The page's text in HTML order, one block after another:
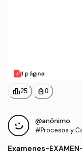
1 página
leaderboard25 personal_bag 0
@anónimo
#Procesos y
Examenes-